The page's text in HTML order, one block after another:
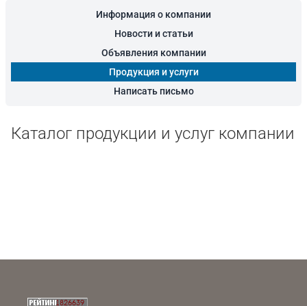
Информация о компании
Новости и статьи
Объявления компании
Продукция и услуги
Написать письмо
Каталог продукции и услуг компании